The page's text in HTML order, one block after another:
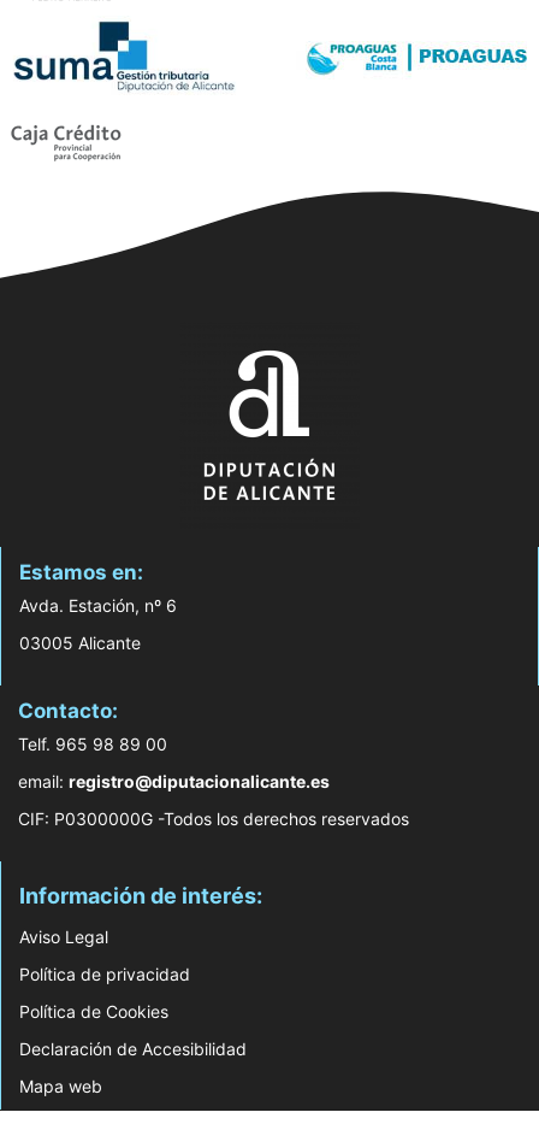
Estamos en:
Avda. Estación, nº 6
03005 Alicante
Contacto:
Telf. 965 98 89 00
email: registro@diputacionalicante.es
CIF: P0300000G -Todos los derechos reservados
Información de interés:
Aviso Legal
Política de privacidad
Política de Cookies
Declaración de Accesibilidad
Mapa web